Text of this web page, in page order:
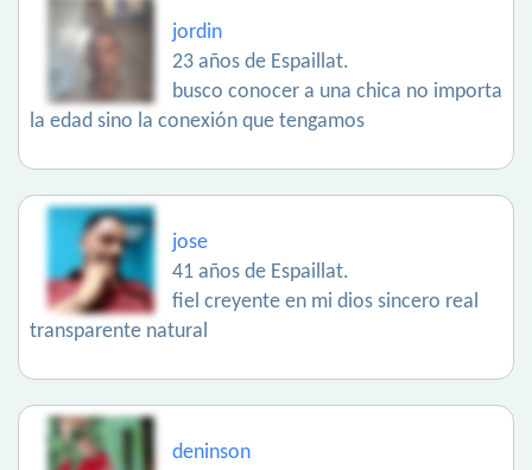
jordin
23 años de Espaillat.
busco conocer a una chica no importa
la edad sino la conexión que tengamos
jose
41 años de Espaillat.
fiel creyente en mi dios sincero real
transparente natural
deninson